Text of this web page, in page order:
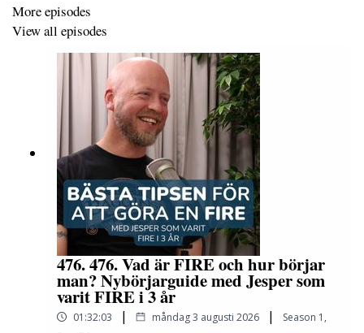
00:07:03 - Bästa globala aktieindexfonderna
00:09:36 - Fondrobot och bästa fonden för
Premiepensionen
00:11:09 - Bästa svenska indexfonderna
00:13:12 - Kombinera fonderna i en portfölj
00:16:42 - Börshandlade fonder (ETF)
00:19:48 - Globalfonder med hävstång för
tjänstepension
00:21:06 - Räntefonder och när de behövs
00:22:41 - Sparhorisonten avgör din risk
00:26:05 - 10 tips på vägen
00:29:30 - Sju vanliga frågor och svar
More episodes
View all episodes
476. 476. Vad är FIRE och hur börjar
man? Nybörjarguide med Jesper som
varit FIRE i 3 år
01:32:03 | måndag 3 augusti 2026 | Season 1 ,